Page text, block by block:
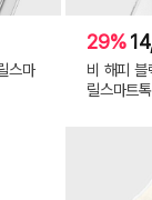
스마
29%
비 해피
릴스마트